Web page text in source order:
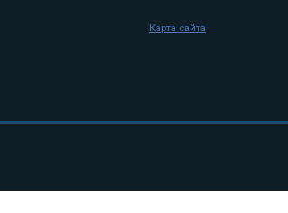
Карта сайта